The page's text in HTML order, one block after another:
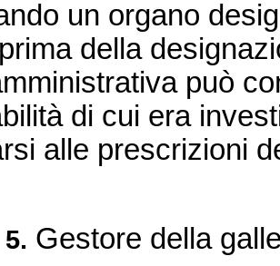
un organo
della
può
di cui era
alle prescrizioni
Gestore della